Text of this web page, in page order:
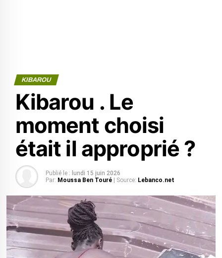
KIBAROU
Kibarou . Le
moment choisi
était il approprié ?
Publié le : lundi 15 juin 2026
Par: Moussa Ben Touré | Source: Lebanco.net